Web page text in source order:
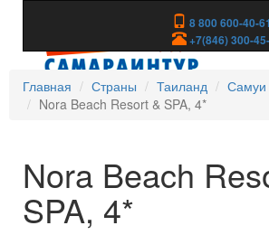
8 800 600-40-61
+7(846) 300-
Главная
Страны Таиланд
Самуи
Nora Beach Resort & SPA, 4*
Nora Beach
SPA, 4*